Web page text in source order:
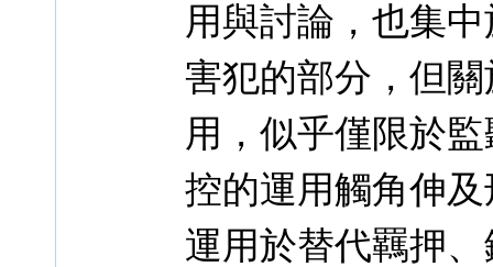
用與討論，也集
害犯的部分，但
用，似乎僅限於
控的運用觸角伸
運用於替代羈押